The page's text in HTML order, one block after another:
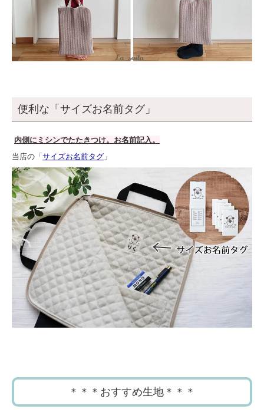
便利な「サイズお名前タグ」
内側にミシンでたたきつけ。お名前記入。
当店の「 サイズお名前タグ 」
＊＊＊おすすめ生地＊＊＊